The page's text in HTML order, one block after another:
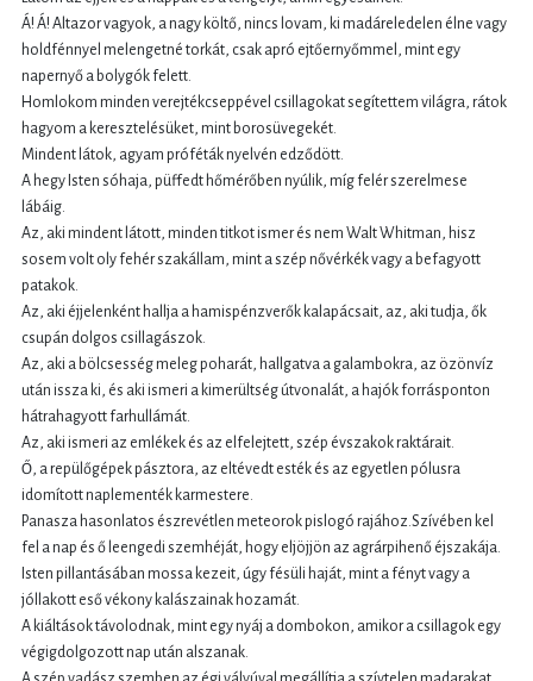
Á! Á! Altazor vagyok, a nagy költő, nincs lovam, ki madáreledelen élne vagy
holdfénnyel melengetné torkát, csak apró ejtőernyőmmel, mint egy
napernyő a bolygók felett.
Homlokom minden verejtékcseppével csillagokat segítettem világra, rátok
hagyom a keresztelésüket, mint borosüvegekét.
Mindent látok, agyam próféták nyelvén edződött.
A hegy Isten sóhaja, püffedt hőmérőben nyúlik, míg felér szerelmese
lábáig.
Az, aki mindent látott, minden titkot ismer és nem Walt Whitman, hisz
sosem volt oly fehér szakállam, mint a szép nővérkék vagy a befagyott
patakok.
Az, aki éjjelenként hallja a hamispénzverők kalapácsait, az, aki tudja, ők
csupán dolgos csillagászok.
Az, aki a bölcsesség meleg poharát, hallgatva a galambokra, az özönvíz
után issza ki, és aki ismeri a kimerültség útvonalát, a hajók forrásponton
hátrahagyott farhullámát.
Az, aki ismeri az emlékek és az elfelejtett, szép évszakok raktárait.
Ő, a repülőgépek pásztora, az eltévedt esték és az egyetlen pólusra
idomított naplementék karmestere.
Panasza hasonlatos észrevétlen meteorok pislogó rajához.Szívében kel
fel a nap és ő leengedi szemhéját, hogy eljöjjön az agrárpihenő éjszakája.
Isten pillantásában mossa kezeit, úgy fésüli haját, mint a fényt vagy a
jóllakott eső vékony kalászainak hozamát.
A kiáltások távolodnak, mint egy nyáj a dombokon, amikor a csillagok egy
végigdolgozott nap után alszanak.